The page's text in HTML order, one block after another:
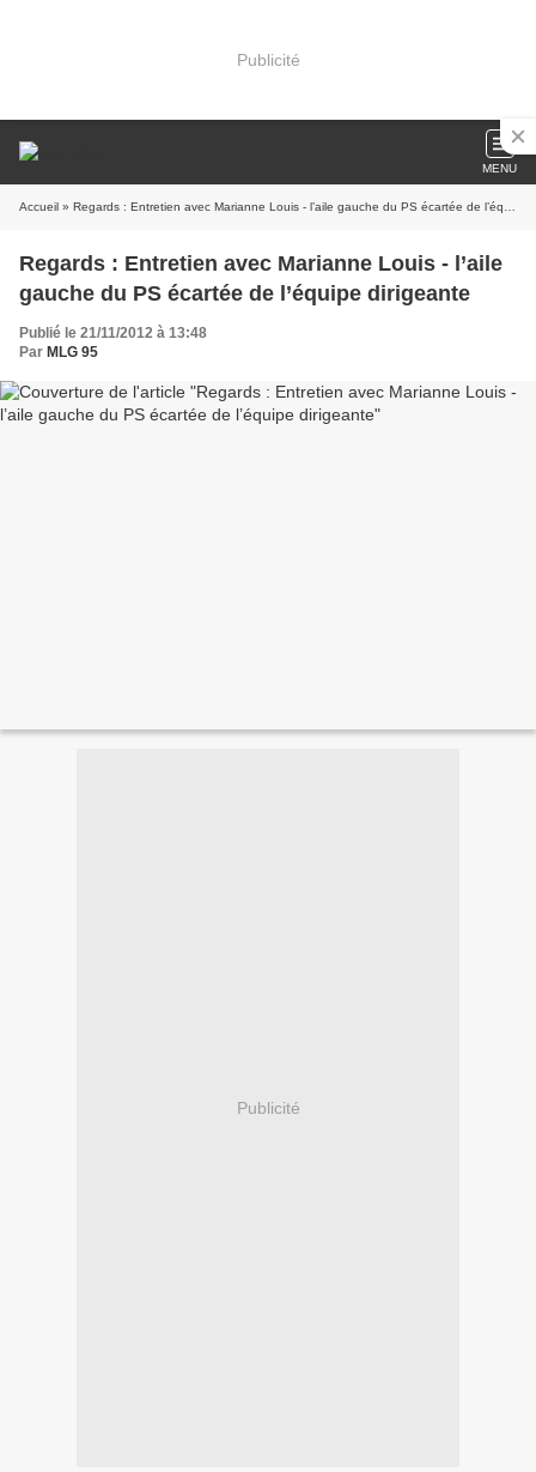
Publicité
MENU
Accueil » Regards : Entretien avec Marianne Louis - l’aile gauche du PS écartée de l’équipe dirigeante
Regards : Entretien avec Marianne Louis - l’aile
gauche du PS écartée de l’équipe dirigeante
Publié le 21/11/2012 à 13:48
Par MLG 95
Publicité